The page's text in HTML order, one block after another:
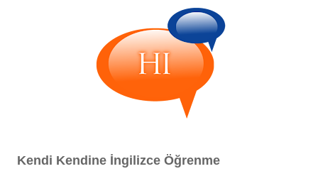
Kendi Kendine İngilizce Öğrenme